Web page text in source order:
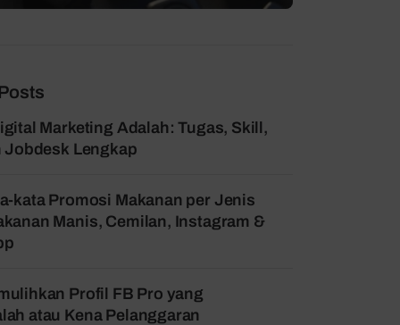
Marketing Adalah: Tugas, Skill,
Jobdesk Lengkap
kata Promosi Makanan per Jenis
Manis, Cemilan, Instagram &
Profil FB Pro yang
atau Kena Pelanggaran